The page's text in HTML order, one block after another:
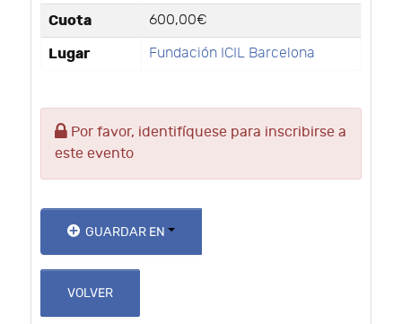
Cuota 600,00€
Lugar Fundación ICIL Barcelona
Por favor, identifíquese para inscribirse a
este evento
GUARDAR EN
VOLVER